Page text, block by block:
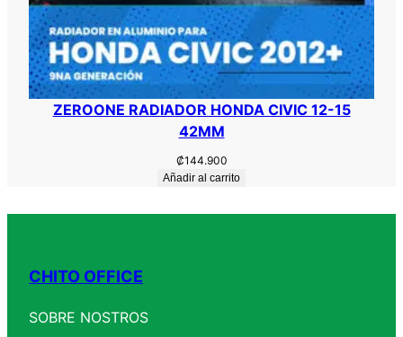
ZEROONE RADIADOR HONDA CIVIC 12-15
42MM
₡144.900
Añadir al carrito
CHITO OFFICE
SOBRE NOSTROS